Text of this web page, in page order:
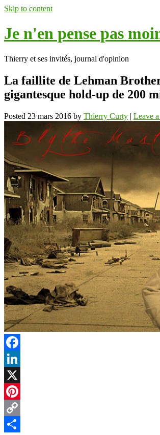
Skip to content
Je n'en pense pas
Thierry et ses invités, journal d'opinion
La faillite de Lehman
gigantesque hold-up de 200
Posted 23 mars 2016 by Thierry Curty | Leave
Facebook
LinkedIn
X
Pinterest
Copy